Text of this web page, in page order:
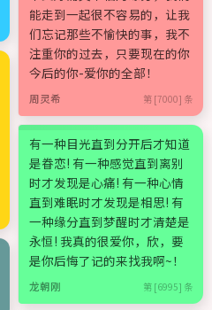
能走到一起很不容易的，让我
们忘记那些不愉快的事，我不
注重你的过去，只要现在的你
今后的你-爱你的全部！
周灵希 第 [7000] 条
有一种目光直到分开后才知道
是眷恋! 有一种感觉直到离别
时才发现是心痛! 有一种心情
直到难眠时才发现是相思! 有
一种缘分直到梦醒时才清楚是
永恒! 我真的很爱你，欣，要
是你后悔了记的来找我啊~！
龙朝刚 第 [6995] 条